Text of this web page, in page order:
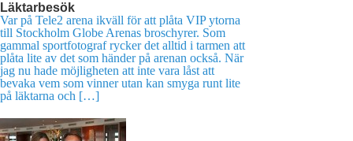
Läktarbesök
Var på Tele2 arena ikväll för att plåta VIP ytorna
till Stockholm Globe Arenas broschyrer. Som
gammal sportfotograf rycker det alltid i tarmen att
plåta lite av det som händer på arenan också. När
jag nu hade möjligheten att inte vara låst att
bevaka vem som vinner utan kan smyga runt lite
på läktarna och […]